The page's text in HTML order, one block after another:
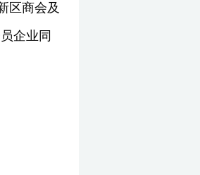
区商会及
企业同